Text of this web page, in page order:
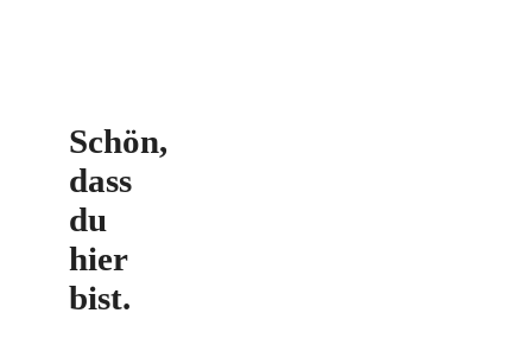
Schön,
dass
du
hier
bist.